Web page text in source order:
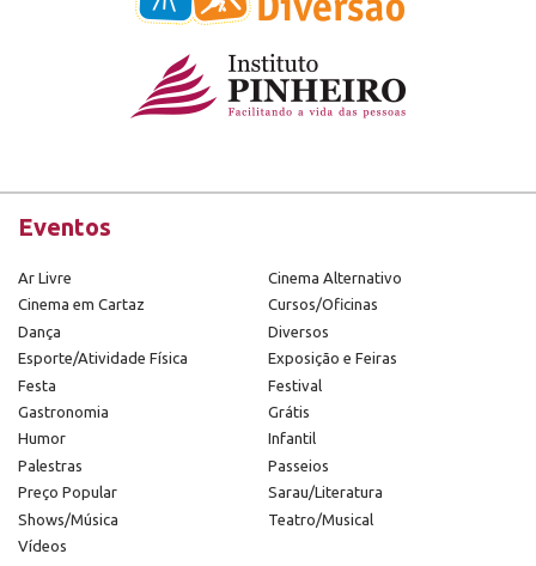
Eventos
Ar Livre
Cinema Alternativo
Cinema em Cartaz
Cursos/Oficinas
Dança
Diversos
Esporte/Atividade Física
Exposição e Feiras
Festa
Festival
Gastronomia
Grátis
Humor
Infantil
Palestras
Passeios
Preço Popular
Sarau/Literatura
Shows/Música
Teatro/Musical
Vídeos